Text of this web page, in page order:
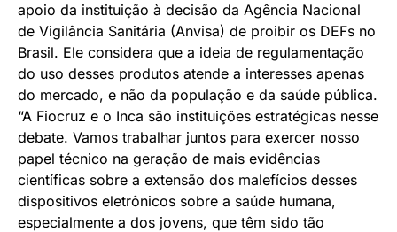
apoio da instituição à decisão da Agência Nacional
de Vigilância Sanitária (Anvisa) de proibir os DEFs no
Brasil. Ele considera que a ideia de regulamentação
do uso desses produtos atende a interesses apenas
do mercado, e não da população e da saúde pública.
“A Fiocruz e o Inca são instituições estratégicas nesse
debate. Vamos trabalhar juntos para exercer nosso
papel técnico na geração de mais evidências
científicas sobre a extensão dos malefícios desses
dispositivos eletrônicos sobre a saúde humana,
especialmente a dos jovens, que têm sido tão